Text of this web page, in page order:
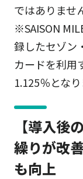
ではありませ
※SAISON
録したセゾン
カードを利用
1.125％となり
【導入
繰りが改
も向上